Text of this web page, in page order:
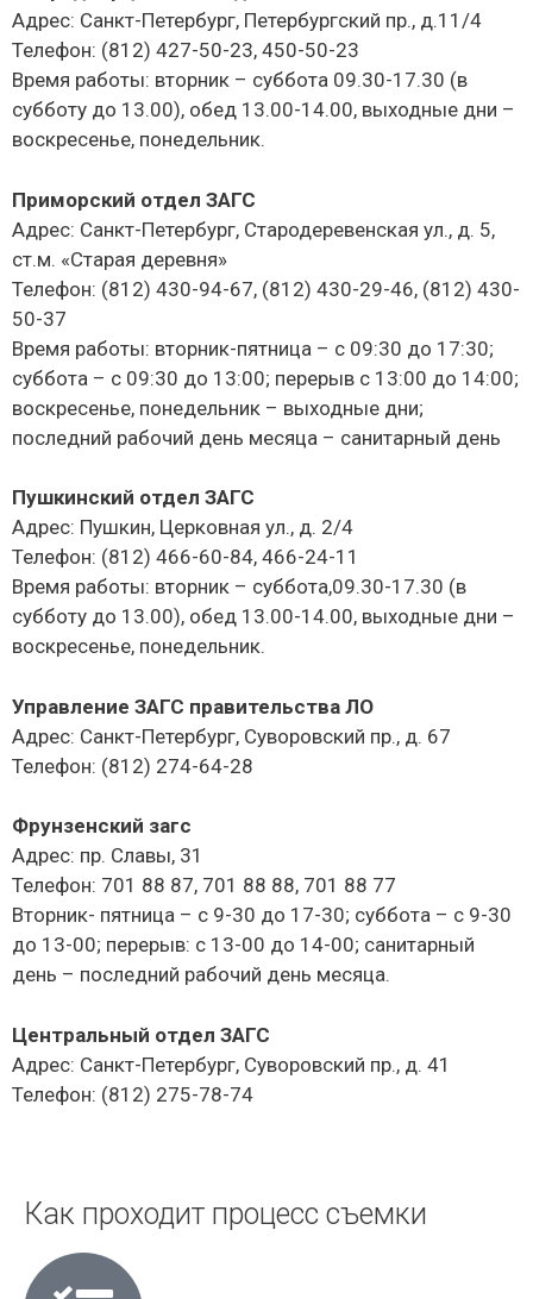
Адрес: Санкт-Петербург, Петербургский пр., д.11/4
Телефон: (812) 427-50-23, 450-50-23
Время работы: вторник – суббота 09.30-17.30 (в
субботу до 13.00), обед 13.00-14.00, выходные дни –
воскресенье, понедельник.
Приморский отдел ЗАГС
Адрес: Санкт-Петербург, Стародеревенская ул., д. 5,
ст.м. «Старая деревня»
Телефон: (812) 430-94-67, (812) 430-29-46, (812) 430-
50-37
Время работы: вторник-пятница – с 09:30 до 17:30;
суббота – с 09:30 до 13:00; перерыв с 13:00 до 14:00;
воскресенье, понедельник – выходные дни;
последний рабочий день месяца – санитарный день
Пушкинский отдел ЗАГС
Адрес: Пушкин, Церковная ул., д. 2/4
Телефон: (812) 466-60-84, 466-24-11
Время работы: вторник – суббота,09.30-17.30 (в
субботу до 13.00), обед 13.00-14.00, выходные дни –
воскресенье, понедельник.
Управление ЗАГС правительства ЛО
Адрес: Санкт-Петербург, Суворовский пр., д. 67
Телефон: (812) 274-64-28
Фрунзенский загс
Адрес: пр. Славы, 31
Телефон: 701 88 87, 701 88 88, 701 88 77
Вторник- пятница – с 9-30 до 17-30; суббота – с 9-30
до 13-00; перерыв: с 13-00 до 14-00; санитарный
день – последний рабочий день месяца.
Центральный отдел ЗАГС
Адрес: Санкт-Петербург, Суворовский пр., д. 41
Телефон: (812) 275-78-74
Как проходит процесс съемки